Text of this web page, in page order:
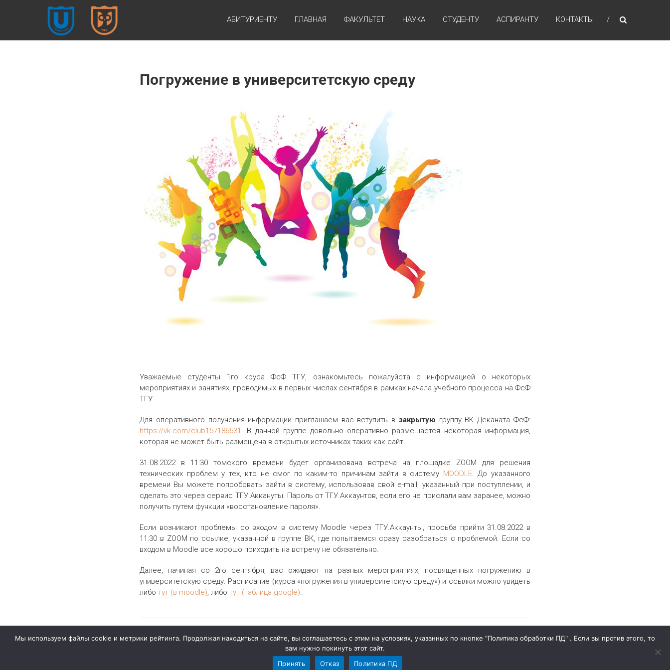
ФИЛОСОФСКИЙ
ФАКУЛЬТЕТ
АБИТУРИЕНТУ ГЛАВНАЯ ФАКУЛЬТЕТ НАУКА СТУДЕНТУ АСПИРАНТУ КОНТАКТЫ
Погружение в университетскую среду
Уважаемые студенты 1го круса ФсФ ТГУ, ознакомьтесь пожалуйста с информацией о некоторых
мероприятиях и занятиях, проводимых в первых числах сентября в рамках начала учебного процесса на ФсФ
ТГУ.
Для оперативного получения информации приглашаем вас вступить в закрытую группу ВК Деканата ФсФ:
https://vk.com/club157186531 . В данной группе довольно оперативно размещается некоторая информация,
которая не может быть размещена в открытых источниках таких как сайт.
31.08.2022 в 11:30 томского времени будет организована встреча на площадке ZOOM для решения
технических проблем у тех, кто не смог по каким-то причинам зайти в систему MOODLE. До указанного
времени Вы можете попробовать зайти в систему, использовав свой e-mail, указанный при поступлении, и
сделать это через сервис ТГУ.Аккануты. Пароль от ТГУ.Аккаунтов, если его не прислали вам заранее, можно
получить путем функции «восстановление пароля».
Если возникают проблемы со входом в систему Moodle через ТГУ.Аккаунты, просьба прийти 31.08.2022 в
11:30 в ZOOM по ссылке, указанной в группе ВК, где попытаемся сразу разобраться с проблемой. Если со
входом в Moodle все хорошо приходить на встречу не обязательно.
Далее, начиная со 2го сентября, вас ожидают на разных мероприятиях, посвященных погружению в
университетскую среду. Расписание (курса «погружения в университетскую среду») и ссылки можно увидеть
либотут (в moodle), либотут (таблица google).
Мы используем файлы cookie и метрики рейтинга. Продолжая находиться на сайте, вы соглашаетесь с этим на условиях, указанных по кнопке "Политика обработки ПД" . Если вы против этого, то
вам нужно покинуть этот сайт.
Принять
Отказ Политика ПД